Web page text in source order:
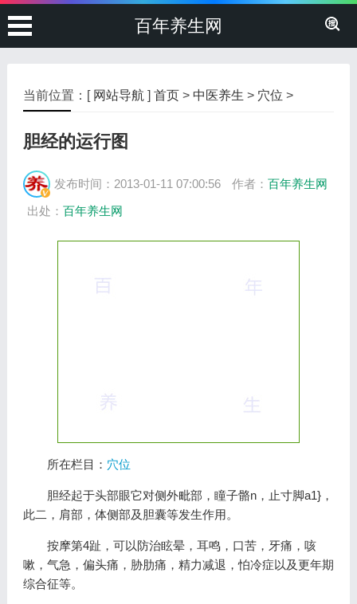
百年养生网
当前位置：[ 网站导航 ] 首页> 中医养生 > 穴位 >
胆经的运行图
发布时间：2013-01-11 07:00:56 作者： 百年养生网
出处： 百年养生网
所在栏目： 穴位
胆经起于头部眼它对侧外毗部，瞳子骼n，止寸脚a1}，
此二，肩部，体侧部及胆囊等发生作用。
按摩第4趾，可以防治眩晕，耳鸣，口苦，牙痛，咳
嗽，气急，偏头痛，胁肋痛，精力减退，怕冷症以及更年期
综合征等。